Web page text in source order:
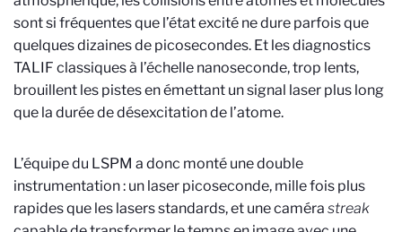
sont si fréquentes que l’état excité ne dure parfois que
quelques dizaines de picosecondes. Et les diagnostics
TALIF classiques à l’échelle nanoseconde, trop lents,
brouillent les pistes en émettant un signal laser plus long
que la durée de désexcitation de l’atome.
L’équipe du LSPM a donc monté une double
instrumentation : un laser picoseconde, mille fois plus
rapides que les lasers standards, et une caméra streak